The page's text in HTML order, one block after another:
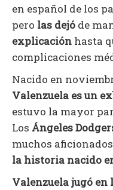
en español de los
pero las dejó de
explicación hasta
complicaciones
Nacido en
Valenzuela es un
estuvo la mayor
Los Ángeles
muchos
la historia nacido
Valenzuela jugó en